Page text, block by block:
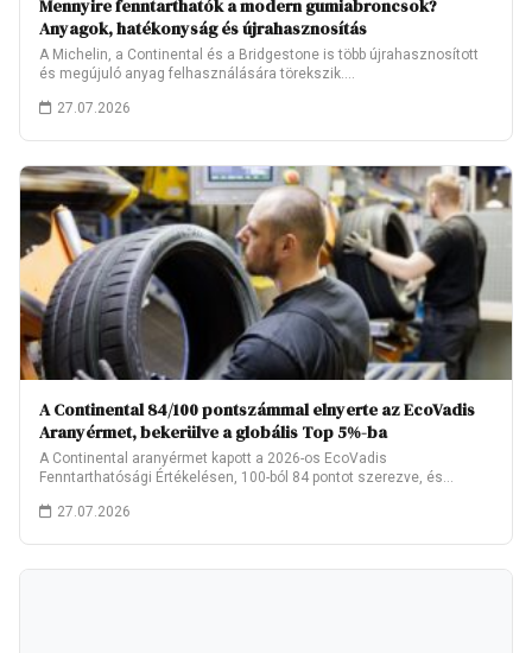
Mennyire fenntarthatók a modern gumiabroncsok?
Anyagok, hatékonyság és újrahasznosítás
A Michelin, a Continental és a Bridgestone is több újrahasznosított
és megújuló anyag felhasználására törekszik.…
27.07.2026
A Continental 84/100 pontszámmal elnyerte az EcoVadis
Aranyérmet, bekerülve a globális Top 5%-ba
A Continental aranyérmet kapott a 2026-os EcoVadis
Fenntarthatósági Értékelésen, 100-ból 84 pontot szerezve, és
27.07.2026